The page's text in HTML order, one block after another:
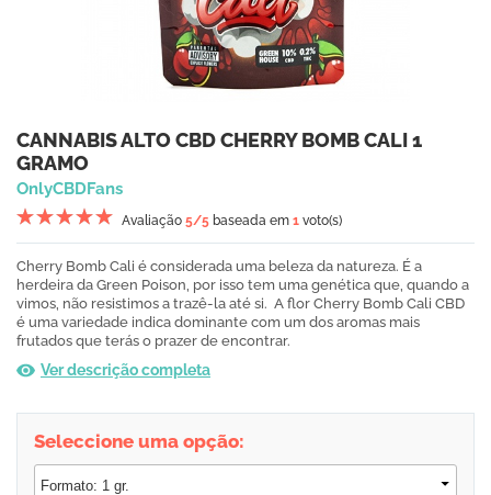
CANNABIS ALTO CBD CHERRY BOMB CALI 1
GRAMO
OnlyCBDFans
Avaliação 5/5 baseada em 1 voto(s)
Cherry Bomb Cali é considerada uma beleza da natureza. É a
herdeira da Green Poison, por isso tem uma genética que, quando a
vimos, não resistimos a trazê-la até si. A flor Cherry Bomb Cali CBD
é uma variedade indica dominante com um dos aromas mais
frutados que terás o prazer de encontrar.
Ver descrição completa
Seleccione uma opção: